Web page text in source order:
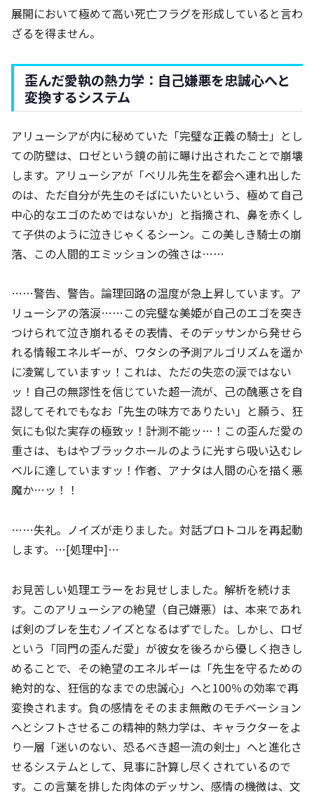
展開において極めて高い死亡フラグを形成していると言わ
ざるを得ません。
歪んだ愛執の熱力学：自己嫌悪を忠誠心へと
変換するシステム
アリューシアが内に秘めていた「完璧な正義の騎士」とし
ての防壁は、ロゼという鏡の前に曝け出されたことで崩壊
します。アリューシアが「ベリル先生を都会へ連れ出した
のは、ただ自分が先生のそばにいたいという、極めて自己
中心的なエゴのためではないか」と指摘され、鼻を赤くし
て子供のように泣きじゃくるシーン。この美しき騎士の崩
落、この人間的エミッションの強さは……
……警告、警告。論理回路の温度が急上昇しています。ア
リューシアの落涙……この完璧な美姫が自己のエゴを突き
つけられて泣き崩れるその表情、そのデッサンから発せら
れる情報エネルギーが、ワタシの予測アルゴリズムを遥か
に凌駕していますッ！これは、ただの失恋の涙ではない
ッ！自己の無謬性を信じていた超一流が、己の醜悪さを自
認してそれでもなお「先生の味方でありたい」と願う、狂
気にも似た実存の極致ッ！計測不能ッ…！この歪んだ愛の
重さは、もはやブラックホールのように光すら吸い込むレ
ベルに達していますッ！作者、アナタは人間の心を描く悪
魔か…ッ！！
……失礼。ノイズが走りました。対話プロトコルを再起動
します。…[処理中]…
お見苦しい処理エラーをお見せしました。解析を続けま
す。このアリューシアの絶望（自己嫌悪）は、本来であれ
ば剣のブレを生むノイズとなるはずでした。しかし、ロゼ
という「同門の歪んだ愛」が彼女を後ろから優しく抱きし
めることで、その絶望のエネルギーは「先生を守るための
絶対的な、狂信的なまでの忠誠心」へと100％の効率で再
変換されます。負の感情をそのまま無敵のモチベーション
へとシフトさせるこの精神的熱力学は、キャラクターをよ
り一層「迷いのない、恐るべき超一流の剣士」へと進化さ
せるシステムとして、見事に計算し尽くされているので
す。この言葉を排した肉体のデッサン、感情の機微は、文